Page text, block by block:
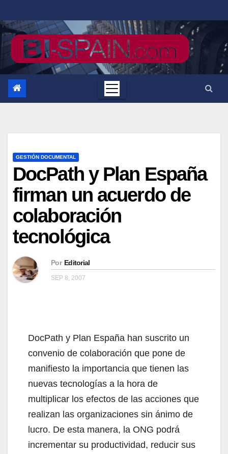
al
contenido
GESTIÓN DOCUMENTAL
DocPath y Plan España
firman un acuerdo de
colaboración
tecnológica
Por Editorial
SEP 8, 2007
DocPath y Plan España han suscrito un
convenio de colaboración que pone de
manifiesto la importancia que tienen las
nuevas tecnologías a la hora de
multiplicar los efectos de las acciones que
realizan las organizaciones sin ánimo de
lucro. De esta manera, la ONG podrá
incrementar su productividad, reducir sus